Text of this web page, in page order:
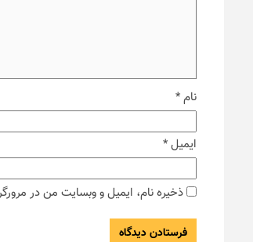
نام*
ایمیل*
ذخیره نام، ایمیل و وبسایت من در